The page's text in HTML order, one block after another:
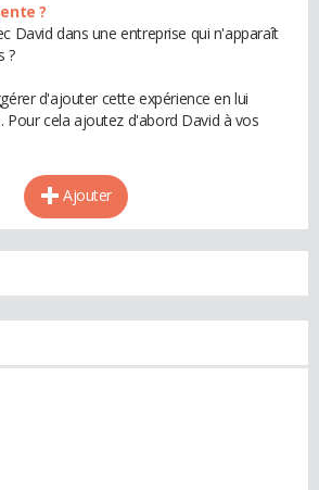
?
David dans une entreprise qui n'apparaît
?
d'ajouter cette expérience en lui
Pour cela ajoutez d'abord David à vos
Ajouter